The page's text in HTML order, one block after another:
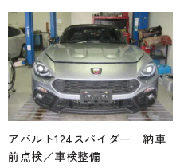
アバルト124スパイダー 納車
前点検／車検整備